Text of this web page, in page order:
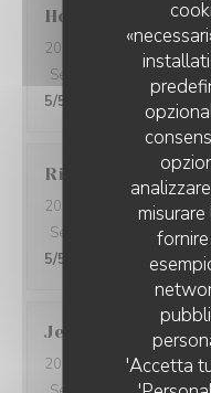
'Accetta
Ho Fung
2026-05-24
- 19:30 -
Servizio
Atmosfera
5/5
Riccardo
2026-05-25
- 21:45 -
Servizio
Atmosfera
5/5
Jenny
2026-05-25 - 21:15 -